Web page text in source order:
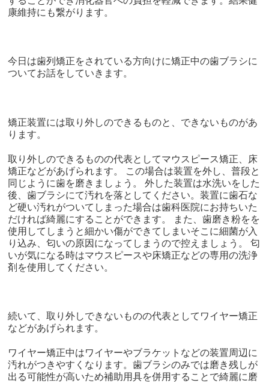
康維持にも繋がります。
今日は歯列矯正をされている方向けに矯正中の歯ブラシに
ついてお話をしていきます。
矯正装置には取り外しのできるものと、できないものがあ
ります。
取り外しのできるものの代表としてマウスピース矯正、床
矯正などがあげられます。 この場合は装置を外し、普段と
同じように歯を磨きましょう。 外した装置は水洗いをした
後、歯ブラシにて汚れを落としてください。装置に歯石な
ど硬い汚れがついてしまった場合は歯科医院にお持ちいた
だければ綺麗にすることができます。 また、歯磨き粉をを
使用してしまうと細かい傷ができてしまいそこに細菌が入
り込み、匂いの原因になってしまうので控えましょう。 匂
いが気になる時はマウスピースや床矯正などの専用の洗浄
剤を使用してください。
続いて、取り外しできないものの代表としてワイヤー矯正
などがあげられます。
ワイヤー矯正中はワイヤーやブラケットなどの装置周辺に
汚れがつきやすくなります。歯ブラシのみでは磨き残しが
出る可能性が高いため補助用具を併用することで綺麗に磨